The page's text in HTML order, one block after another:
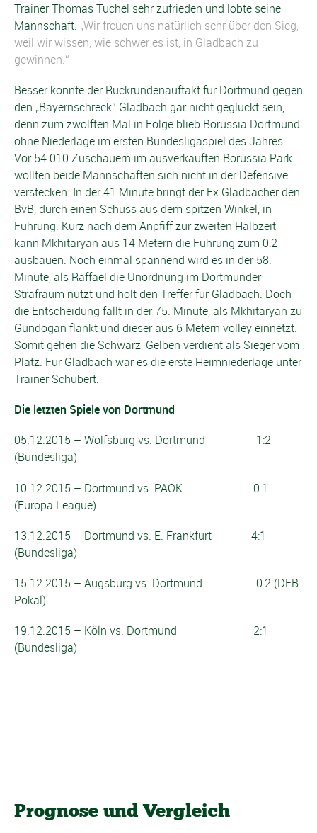
Trainer Thomas Tuchel sehr zufrieden und lobte seine
Mannschaft. „Wir freuen uns natürlich sehr über den Sieg,
weil wir wissen, wie schwer es ist, in Gladbach zu
gewinnen.“
Besser konnte der Rückrundenauftakt für Dortmund gegen
den „Bayernschreck“ Gladbach gar nicht geglückt sein,
denn zum zwölften Mal in Folge blieb Borussia Dortmund
ohne Niederlage im ersten Bundesligaspiel des Jahres.
Vor 54.010 Zuschauern im ausverkauften Borussia Park
wollten beide Mannschaften sich nicht in der Defensive
verstecken. In der 41.Minute bringt der Ex Gladbacher den
BvB, durch einen Schuss aus dem spitzen Winkel, in
Führung. Kurz nach dem Anpfiff zur zweiten Halbzeit
kann Mkhitaryan aus 14 Metern die Führung zum 0:2
ausbauen. Noch einmal spannend wird es in der 58.
Minute, als Raffael die Unordnung im Dortmunder
Strafraum nutzt und holt den Treffer für Gladbach. Doch
die Entscheidung fällt in der 75. Minute, als Mkhitaryan zu
Gündogan flankt und dieser aus 6 Metern volley einnetzt.
Somit gehen die Schwarz-Gelben verdient als Sieger vom
Platz. Für Gladbach war es die erste Heimniederlage unter
Trainer Schubert.
Die letzten Spiele von Dortmund
05.12.2015 – Wolfsburg vs. Dortmund 1:2
(Bundesliga)
10.12.2015 – Dortmund vs. PAOK 0:1
(Europa League)
13.12.2015 – Dortmund vs. E. Frankfurt 4:1
(Bundesliga)
15.12.2015 – Augsburg vs. Dortmund 0:2 (DFB
Pokal)
19.12.2015 – Köln vs. Dortmund 2:1
(Bundesliga)
Prognose und Vergleich